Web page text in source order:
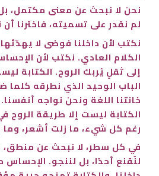
نحن لا نبحث عن معنى مكتمل،
لم نقدر على تسميته، فاخترنا أن
نكتب لأن داخلنا فوضى لا
الكلام العادي. نكتب لأن
إلى ثقلٍ يُربك الروح. الكتابة
الباب الوحيد الذي نطرقه كلما
خانتنا اللغة ونحن نواجه
الكتابة ليست إلا طريقة الروح
رغم كل شيء، ما زلت أشعر، وما
في كل سطر، لا نبحث عن منطق،
لنُقنع أحدًا، بل لننجو.